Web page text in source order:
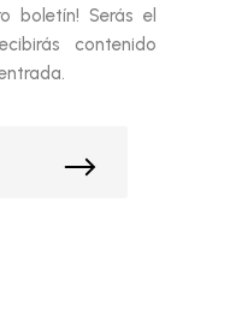
boletín! Serás el
contenido